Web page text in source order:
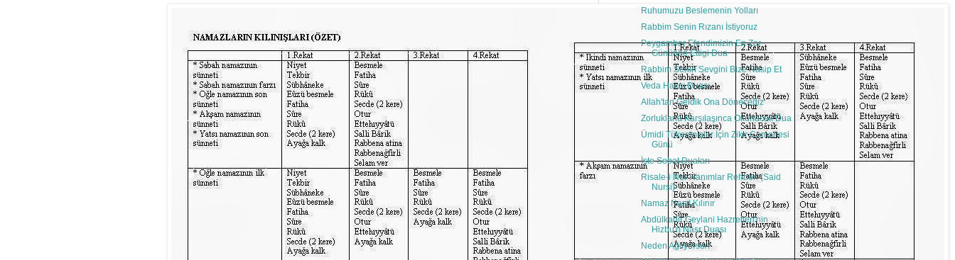
Ruhumuzu Beslemenin Yolları
Rabbim Senin Rızanı İstiyoruz
Peygamber Efendimizin En Zor
Gününde Ettigi Dua
Rabbim Senin Sevgini Bize Nasip Et
Veda Haccı Duası
Allah'tan Geldik Ona Döneceğiz
Zorluklarla Karşılaşınca Okunacak Dua
Ümidi Tükenmişler İçin Zikir Cumartesi
Günü
İşte Sebat Duaları
Risale-i Nur Hanımlar Rehberi (Said
Nursi)
Namaz Nasıl Kılınır
Abdülkadir Geylani Hazretleri'nin
Hizbu'n Nasr Duası
Neden Aglıyorsun